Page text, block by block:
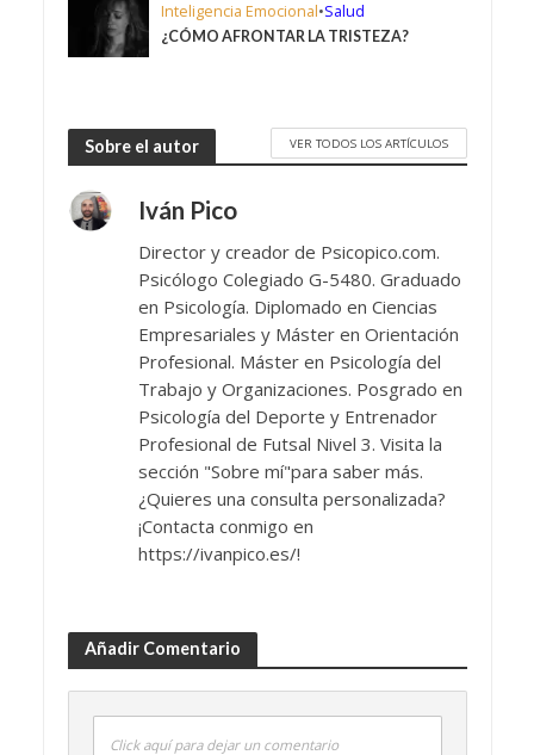
Inteligencia Emocional•Salud
¿CÓMO AFRONTAR LA TRISTEZA?
Sobre el autor VER TODOS LOS ARTÍCULOS
Iván Pico
Director y creador de Psicopico.com.
Psicólogo Colegiado G-5480. Graduado
en Psicología. Diplomado en Ciencias
Empresariales y Máster en Orientación
Profesional. Máster en Psicología del
Trabajo y Organizaciones. Posgrado en
Psicología del Deporte y Entrenador
Profesional de Futsal Nivel 3. Visita la
sección "Sobre mí"para saber más.
¿Quieres una consulta personalizada?
¡Contacta conmigo en
https://ivanpico.es/!
Añadir Comentario
Click aquí para dejar un comentario